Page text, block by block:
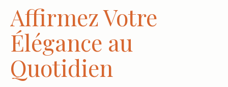
Affirmez Votre
Élégance au
Quotidien